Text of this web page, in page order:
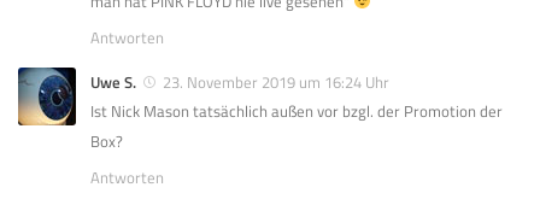
Antworten
Uwe S.
23. November 2019 um 16:24 Uhr
Ist Nick Mason tatsächlich außen vor bzgl. der Promotion der
Box?
Antworten